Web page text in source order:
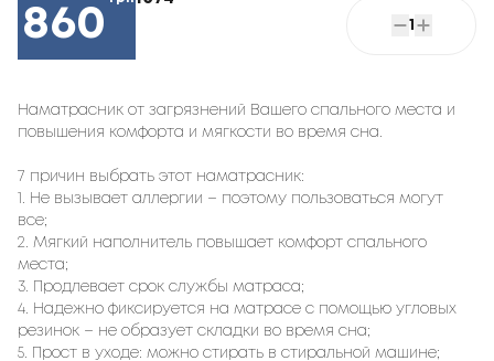
860 1
Наматрасник от загрязнений Вашего спального места и
повышения комфорта и мягкости во время сна.
7 причин выбрать этот наматрасник:
1. Не вызывает аллергии – поэтому пользоваться могут
все;
2. Мягкий наполнитель повышает комфорт спального
места;
3. Продлевает срок службы матраса;
4. Надежно фиксируется на матрасе с помощью угловых
резинок – не образует складки во время сна;
5. Прост в уходе: можно стирать в стиральной машине;